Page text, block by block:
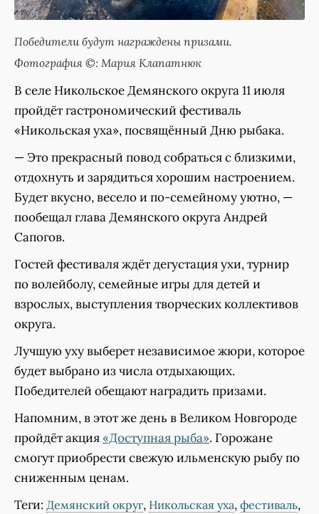
Победители будут награждены призами.
Фотография ©: Мария Клапатнюк
В селе Никольское Демянского округа 11 июля
пройдёт гастрономический фестиваль
«Никольская уха», посвящённый Дню рыбака.
— Это прекрасный повод собраться с близкими,
отдохнуть и зарядиться хорошим настроением.
Будет вкусно, весело и по-семейному уютно, —
пообещал глава Демянского округа Андрей
Сапогов.
Гостей фестиваля ждёт дегустация ухи, турнир
по волейболу, семейные игры для детей и
взрослых, выступления творческих коллективов
округа.
Лучшую уху выберет независимое жюри, которое
будет выбрано из числа отдыхающих.
Победителей обещают наградить призами.
Напомним, в этот же день в Великом Новгороде
пройдёт акция«Доступная рыба». Горожане
смогут приобрести свежую ильменскую рыбу по
сниженным ценам.
Теги: Демянский округ, Никольская уха, фестиваль,